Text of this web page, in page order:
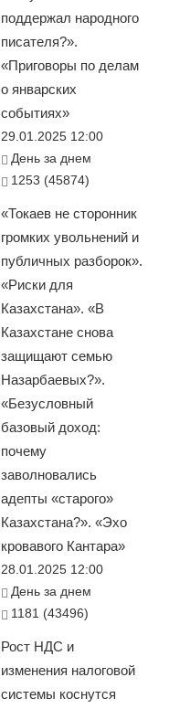
поддержал народного
писателя?».
«Приговоры по делам
о январских
событиях»
29.01.2025 12:00
День за днем
1253 (45874)
«Токаев не сторонник
громких увольнений и
публичных разборок».
«Риски для
Казахстана». «В
Казахстане снова
защищают семью
Назарбаевых?».
«Безусловный
базовый доход:
почему
заволновались
адепты «старого»
Казахстана?». «Эхо
кровавого Кантара»
28.01.2025 12:00
День за днем
1181 (43496)
Рост НДС и
изменения налоговой
системы коснутся